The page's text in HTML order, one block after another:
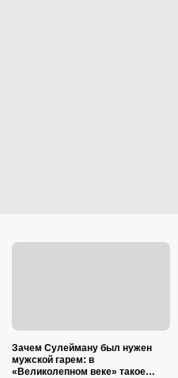
Зачем Сулейману был нужен
мужской гарем: в
«Великолепном веке» такое